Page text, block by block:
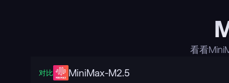
看看
对比 MiniMax-M2.5